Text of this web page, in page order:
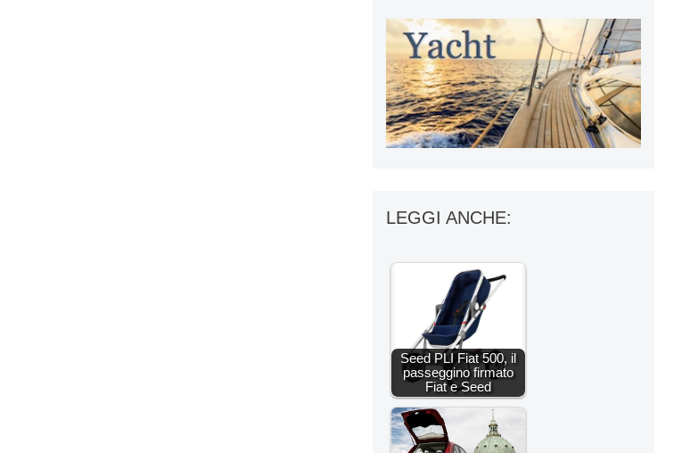
LEGGI ANCHE:
Seed PLI Fiat 500, il
passeggino firmato
Fiat e Seed